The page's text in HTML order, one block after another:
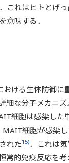
これはヒトとげ
意味する．
ける生体防御に
細な分子メカニ
細胞は感染した
MAIT細胞が感染
れた15)．これは
常的免疫反応を考